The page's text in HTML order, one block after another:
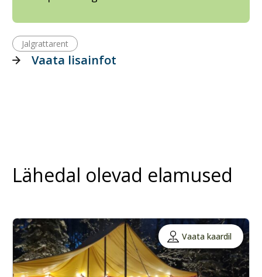
Jalgrattarent
Vaata lisainfot
Lähedal olevad elamused
Vaata kaardil